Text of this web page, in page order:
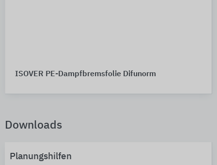
ISOVER PE-Dampfbremsfolie Difunorm
Downloads
Planungshilfen